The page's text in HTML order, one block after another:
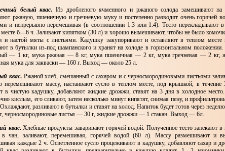
белый квас. Из дробленого ячменного и ржаного солода замешивают на
ржаную, пшеничную и гречневую муку и постепенно разводят очень горячей
и непрерывно перемешивая (в соотношении 1:3 или 1:4). Тесто перекладывают
месте б—6 ч. Заливают кипятком (30 л) и хорошо вымешивают, чтобы не было
и настой мяты с листьями. Кадушку закупоривают и оставляют в теплом
в бутылки из-под шампанского и хранят на холоде в горизонтальном
— 1 кг, мука ржаная — 8 кг, мука пшеничная — 2 кг, мука гречневая — 2 кг,
мука для закваски — 160 г. Выход — около 25 л.
квас.Ржаной хлеб, смешанный с сахаром и с черносмородиновыми листьями
перемешивают массу, настаивают сусло в теплом месте, под крышкой, в
в чистую кадушку, добавляют жидкие дрожжи, ставят на 3 дня в холодное место.
кислым, его сливают, затем несколько минут кипятят, снимая пену, и
разливают в бутылки и ставят на холод. Напиток будет готов через
черносмородиновые листья — 30 г, жидкие дрожжи — 1 стакан. Выход — 6л.
квас.Хлебные продукты заваривают горячей водой. Полученное тесто запекают в
в чан, заливают, перемешивая, горячей водой (60 л). Массу размешивают и
каждые 2 ч. Осветленное сусло процеживают в кадушку, добавляют сахар и